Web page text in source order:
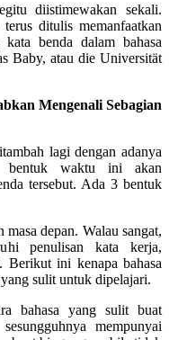
diistimewakan sekali.
ditulis memanfaatkan
benda dalam bahasa
Baby, atau die Universität
Mengenali Sebagian
lagi dengan adanya
bentuk waktu ini akan
tersebut. Ada 3 bentuk
depan. Walau sangat,
penulisan kata kerja,
Berikut ini kenapa bahasa
sulit untuk dipelajari.
bahasa yang sulit buat
mempunyai